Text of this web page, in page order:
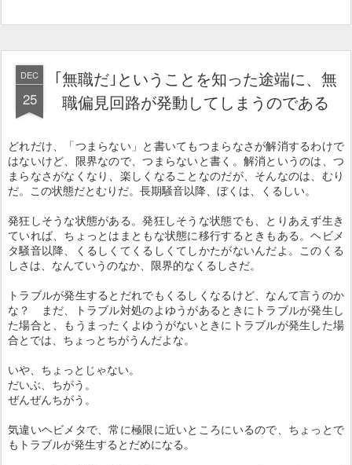
DEC
25
｢無職だ｣ということを知った途端に、無
職偏見回路が発動してしまうのである
どれだけ、「つまらない」と書いてもつまらなさが解消するわけで
はないけど、限界なので、つまらないと書く。解消というのは、つ
まらなさがなくなり、楽しくなることなのだが、そんなのは、むり
だ。この状態だとむりだ。長期騒音以降、ぼくは、くるしい。
発狂しそうな状態がある。発狂しそうな状態でも、とりあえず生き
ていれば、ちょっとはまともな状態に移行するときもある。ヘビメ
タ騒音以降、くるしくてくるしくてしかたがないんだよ。このくる
しさは、なんていうのなか、限界的なくるしさだ。
トラブルが発生するとだれでもくるしくなるけど、なんて言うのか
な？ まだ、トラブル対処のよゆうがあるときにトラブルが発生し
た場合と、もうまったくよゆうがないときにトラブルが発生した場
合とでは、ちょっとちがうんだよな。
いや、ちょっとじゃない。
だいぶ、ちがう。
ぜんぜんちがう。
気違いヘビメタで、常に極限に近いところにいるので、ちょっとで
もトラブルが発生するとだめになる。